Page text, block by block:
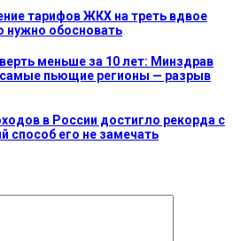
тарифов ЖКХ на треть вдвое
нужно обосновать
меньше за 10 лет: Минздрав
пьющие регионы — разрыв
в России достигло рекорда с
способ его не замечать